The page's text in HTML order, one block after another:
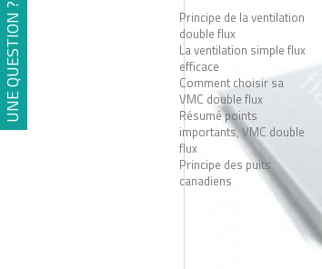
Principe de la ventilation
double flux
La ventilation simple flux
efficace
Comment choisir sa
VMC double flux
Résumé points
importants, VMC double
flux
Principe des puits
canadiens
UNE QUESTION ?